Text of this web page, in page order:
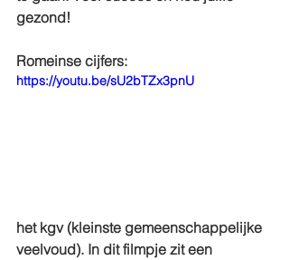
gezond!
Romeinse cijfers:
https://youtu.be/sU2bTZx3pnU
het kgv (kleinste gemeenschappelijke
veelvoud). In dit filmpje zit een